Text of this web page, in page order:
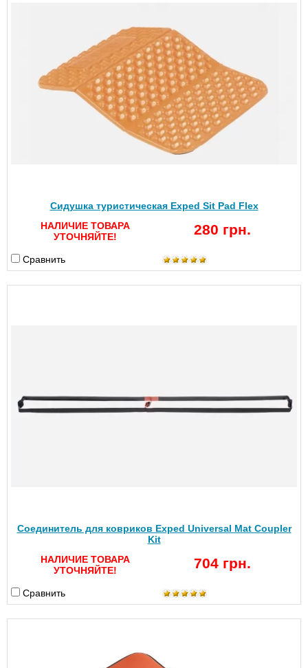
Сидушка туристическая Exped Sit Pad Flex
НАЛИЧИЕ ТОВАРА
УТОЧНЯЙТЕ!
280 грн.
Сравнить
Соединитель для ковриков Exped Universal Mat Coupler
Kit
НАЛИЧИЕ ТОВАРА
УТОЧНЯЙТЕ!
704 грн.
Сравнить